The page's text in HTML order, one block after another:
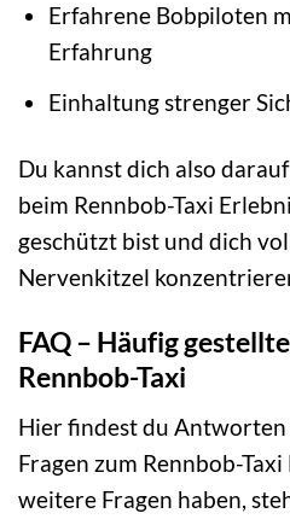
Erfahrene Bobpiloten
Erfahrung
Einhaltung strenger
Du kannst dich also
beim Rennbob-Taxi
geschützt bist und dich
Nervenkitzel
FAQ – Häufig
Rennbob-Taxi
Hier findest du Antworten
Fragen zum Rennbob-
weitere Fragen haben,